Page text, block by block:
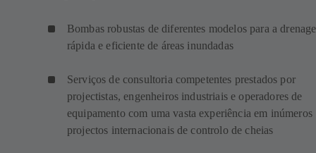
Bombas robustas de diferentes modelos para a
rápida e eficiente de áreas inundadas
Serviços de consultoria competentes prestados por
projectistas, engenheiros industriais e operadores de
equipamento com uma vasta experiência em inúmeros
projectos internacionais de controlo de cheias